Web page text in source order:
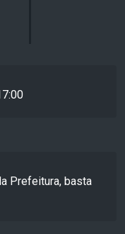
Prefeitura, basta